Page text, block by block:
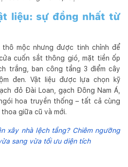
liệu: sự đồng nhất từ
mộc nhưng được tinh chỉnh để
cuốn sắt thông gió, mặt tiền ốp
trắng, ban công tầng 3 điểm cây
đen. Vật liệu được lựa chọn kỹ
đỏ Đài Loan, gạch Đông Nam Á,
hoa truyền thống – tất cả cùng
giữa cũ và mới.
xây nhà lệch tầng? Chiêm ngưỡng
sang vừa tối ưu diện tích